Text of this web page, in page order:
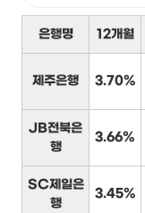
은행명 12개월
제주은행 3.70%
JB전북은
행
3.66%
SC제일은
행
3.45%